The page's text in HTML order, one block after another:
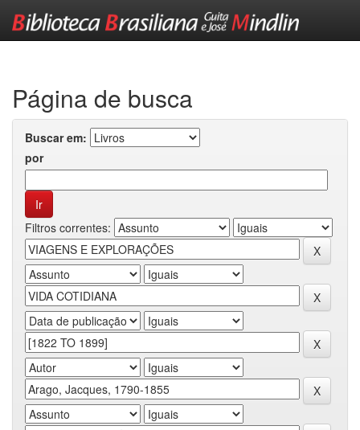
Página de busca
Buscar em:
por
Filtros correntes: